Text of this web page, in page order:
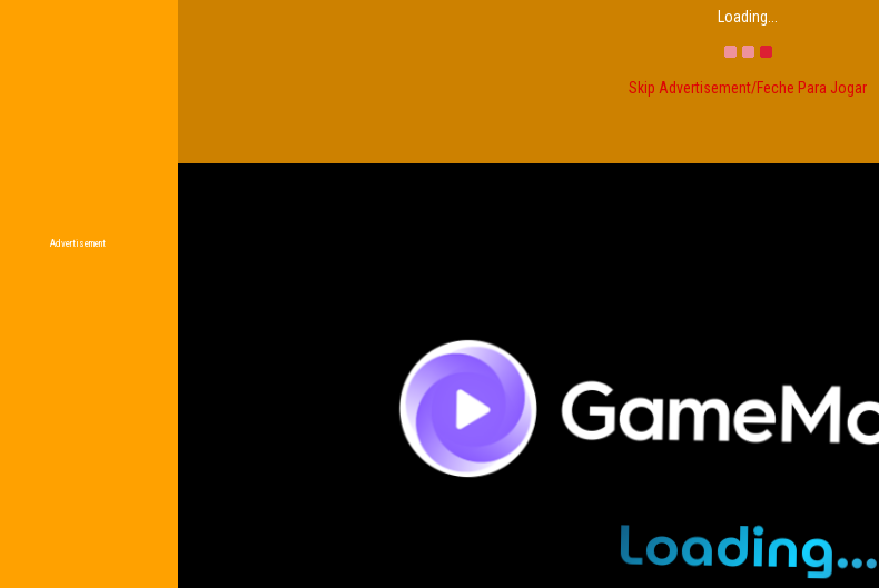
Advertisement
Loading...
Skip Advertisement/Feche Para Jogar